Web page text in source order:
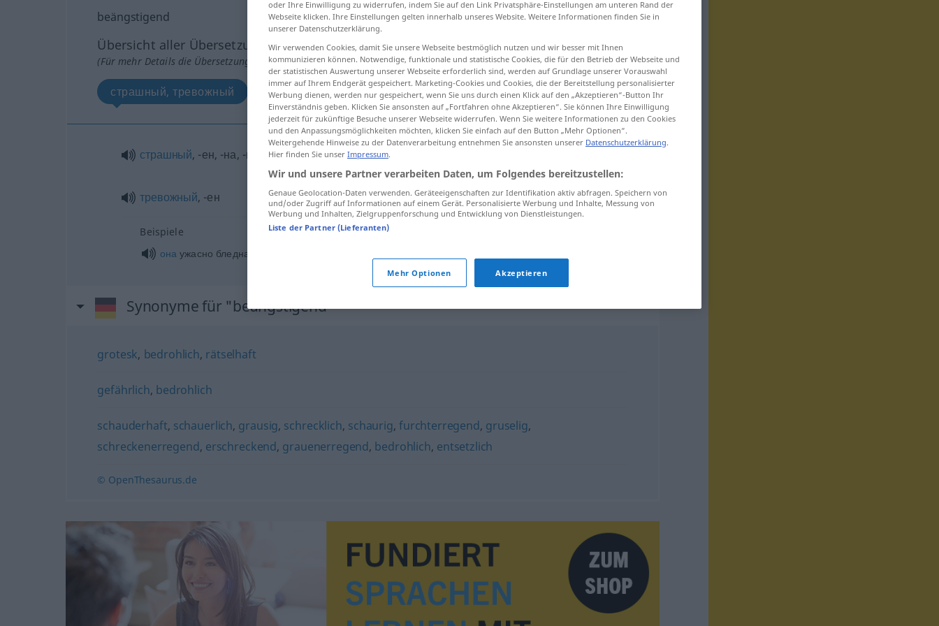
beängstigend
Übersicht aller Übersetzungen
(Für mehr Details die Übersetzung anklicken/antippen)
страшный, тревожный
страшный, -ен, -на, -но, страшны
тревожный, -ен beängstigend beunruhigend
Beispiele
она ужасно бледна,
Synonyme für "beängstigend"
grotesk, bedrohlich, rätselhaft
gefährlich, bedrohlich
schauderhaft, schauerlich, grausig, schrecklich, schaurig,furchterregend, gruselig,
schreckenerregend, erschreckend, grauenerregend, bedrohlich, entsetzlich
© OpenThesaurus.de
oder Ihre Einwilligung zu widerrufen, indem Sie auf den Link Privatsphäre-Einstellungen am unteren Rand der
Webseite klicken. Ihre Einstellungen gelten innerhalb unseres Website. Weitere Informationen finden Sie in
unserer Datenschutzerklärung.
Wir verwenden Cookies, damit Sie unsere Webseite bestmöglich nutzen und wir besser mit Ihnen
kommunizieren können. Notwendige, funktionale und statistische Cookies, die für den Betrieb der Webseite und
der statistischen Auswertung unserer Webseite erforderlich sind, werden auf Grundlage unserer Vorauswahl
immer auf Ihrem Endgerät gespeichert. Marketing-Cookies und Cookies, die der Bereitstellung personalisierter
Werbung dienen, werden nur gespeichert, wenn Sie uns durch einen Klick auf den „Akzeptieren“-Button Ihr
Einverständnis geben. Klicken Sie ansonsten auf „Fortfahren ohne Akzeptieren“. Sie können Ihre Einwilligung
jederzeit für zukünftige Besuche unserer Webseite widerrufen. Wenn Sie weitere Informationen zu den Cookies
und den Anpassungsmöglichkeiten möchten, klicken Sie einfach auf den Button „Mehr Optionen“.
Weitergehende Hinweise zu der Datenverarbeitung entnehmen Sie ansonsten unserer Datenschutzerklärung.
Hier finden Sie unser Impressum.
Wir und unsere Partner verarbeiten Daten, um Folgendes bereitzustellen:
Genaue Geolocation-Daten verwenden. Geräteeigenschaften zur Identifikation aktiv abfragen. Speichern von
und/oder Zugriff auf Informationen auf einem Gerät. Personalisierte Werbung und Inhalte, Messung von
Werbung und Inhalten, Zielgruppenforschung und Entwicklung von Dienstleistungen.
Liste der Partner (Lieferanten)
Mehr Optionen Akzeptieren